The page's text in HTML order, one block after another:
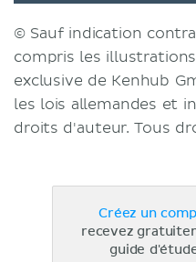
© Sauf indication
compris les
exclusive de Kenhub
les lois allemandes et
droits d'auteur. Tous
Créez un
recevez
guide